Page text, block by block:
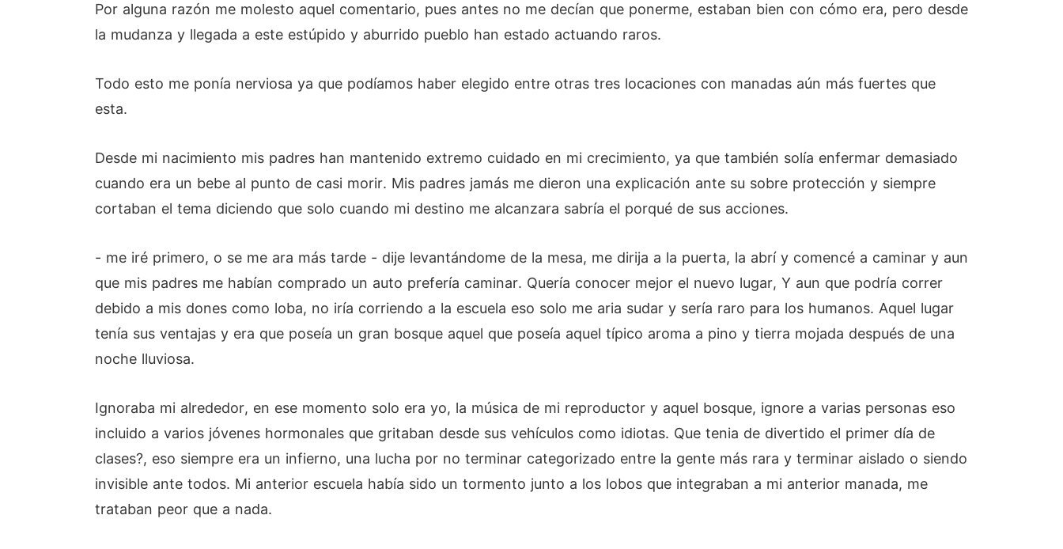
Por alguna razón me molesto aquel comentario, pues antes no me decían que ponerme, estaban bien con cómo era, pero desde
la mudanza y llegada a este estúpido y aburrido pueblo han estado actuando raros.
Todo esto me ponía nerviosa ya que podíamos haber elegido entre otras tres locaciones con manadas aún más fuertes que
esta.
Desde mi nacimiento mis padres han mantenido extremo cuidado en mi crecimiento, ya que también solía enfermar demasiado
cuando era un bebe al punto de casi morir. Mis padres jamás me dieron una explicación ante su sobre protección y siempre
cortaban el tema diciendo que solo cuando mi destino me alcanzara sabría el porqué de sus acciones.
- me iré primero, o se me ara más tarde - dije levantándome de la mesa, me dirija a la puerta, la abrí y comencé a caminar y aun
que mis padres me habían comprado un auto prefería caminar. Quería conocer mejor el nuevo lugar, Y aun que podría correr
debido a mis dones como loba, no iría corriendo a la escuela eso solo me aria sudar y sería raro para los humanos. Aquel lugar
tenía sus ventajas y era que poseía un gran bosque aquel que poseía aquel típico aroma a pino y tierra mojada después de una
noche lluviosa.
Ignoraba mi alrededor, en ese momento solo era yo, la música de mi reproductor y aquel bosque, ignore a varias personas eso
incluido a varios jóvenes hormonales que gritaban desde sus vehículos como idiotas. Que tenia de divertido el primer día de
clases?, eso siempre era un infierno, una lucha por no terminar categorizado entre la gente más rara y terminar aislado o siendo
invisible ante todos. Mi anterior escuela había sido un tormento junto a los lobos que integraban a mi anterior manada, me
trataban peor que a nada.